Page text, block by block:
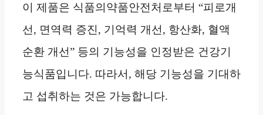
이 제품은 식품의약품안전처로부터 “피로개
선, 면역력 증진, 기억력 개선, 항산화, 혈액
순환 개선” 등의 기능성을 인정받은 건강기
능식품입니다. 따라서, 해당 기능성을 기대하
고 섭취하는 것은 가능합니다.